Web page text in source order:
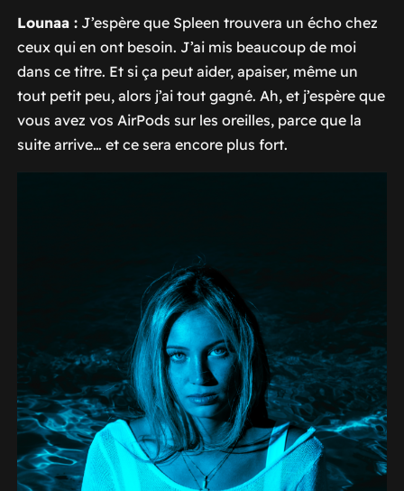
Lounaa :J’espère que Spleen trouvera un écho chez
ceux qui en ont besoin. J’ai mis beaucoup de moi
dans ce titre. Et si ça peut aider, apaiser, même un
tout petit peu, alors j’ai tout gagné. Ah, et j’espère que
vous avez vos AirPods sur les oreilles, parce que la
suite arrive… et ce sera encore plus fort.